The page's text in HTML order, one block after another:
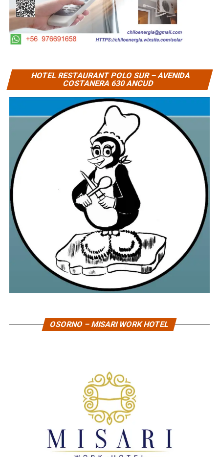
HOTEL RESTAURANT POLO SUR – AVENIDA
COSTANERA 630 ANCUD
OSORNO – MISARI WORK HOTEL